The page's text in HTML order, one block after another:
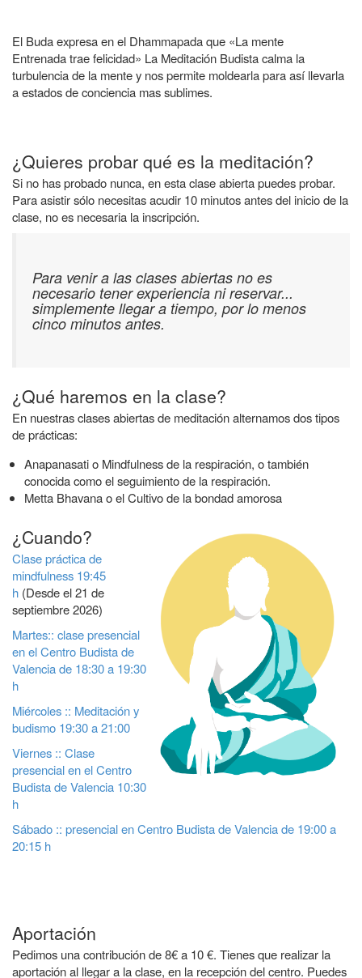
El Buda expresa en el Dhammapada que «La mente
Entrenada trae felicidad» La Meditación Budista calma la
turbulencia de la mente y nos permite moldearla para así llevarla
a estados de conciencia mas sublimes.
¿Quieres probar qué es la meditación?
Si no has probado nunca, en esta clase abierta puedes probar.
Para asistir sólo necesitas acudir 10 minutos antes del inicio de la
clase, no es necesaria la inscripción.
Para venir a las clases abiertas no es
necesario tener experiencia ni reservar...
simplemente llegar a tiempo, por lo menos
cinco minutos antes.
¿Qué haremos en la clase?
En nuestras clases abiertas de meditación alternamos dos tipos
de prácticas:
Anapanasati o Mindfulness de la respiración, o también
conocida como el seguimiento de la respiración.
Metta Bhavana o el Cultivo de la bondad amorosa
¿Cuando?
Clase práctica de
mindfulness 19:45
h (Desde el 21 de
septiembre 2026)
Martes:: clase presencial
en el Centro Budista de
Valencia de 18:30 a 19:30
h
Miércoles :: Meditación y
budismo 19:30 a 21:00
Viernes :: Clase
presencial en el Centro
Budista de Valencia 10:30
h
Sábado :: presencial en Centro Budista de Valencia de 19:00 a
20:15 h
Aportación
Pedimos una contribución de 8€ a 10 €. Tienes que realizar la
aportación al llegar a la clase, en la recepción del centro. Puedes